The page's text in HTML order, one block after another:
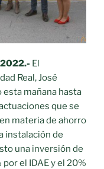
El
Real, José
esta mañana hasta
que se
materia de ahorro
instalación de
una inversión de
el IDAE y el 20%